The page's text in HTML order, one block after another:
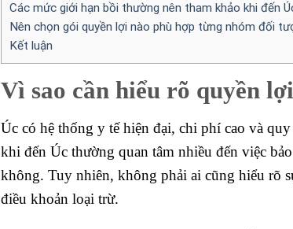
Các mức giới hạn bồi thường nên tham khảo khi đến
Nên chọn gói quyền lợi nào phù hợp từng nhóm đối
Kết luận
Vì sao cần hiểu rõ quyền
Úc có hệ thống y tế hiện đại, chi phí cao và
khi đến Úc thường quan tâm nhiều đến việc
không. Tuy nhiên, không phải ai cũng hiểu rõ
điều khoản loại trừ.